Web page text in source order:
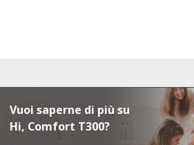
Vuoi saperne di più su
Hi, Comfort T300?